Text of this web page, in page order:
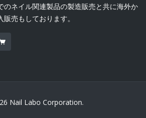
のネイル関連製品の製造販売と共に海外か
売もしております。
Nail Labo Corporation.